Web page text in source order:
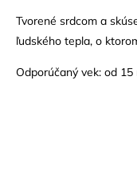
Tvorené srdcom a
ľudského tepla, o
Odporúčaný vek: od 15